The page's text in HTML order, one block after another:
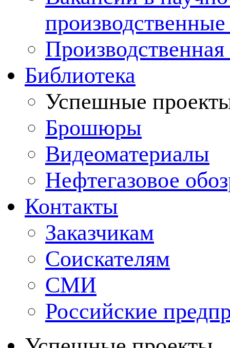
Производственная
Библиотека
Успешные
Брошюры
Видеоматериалы
Нефтегазовое
Контакты
Заказчикам
Соискателям
СМИ
Российские